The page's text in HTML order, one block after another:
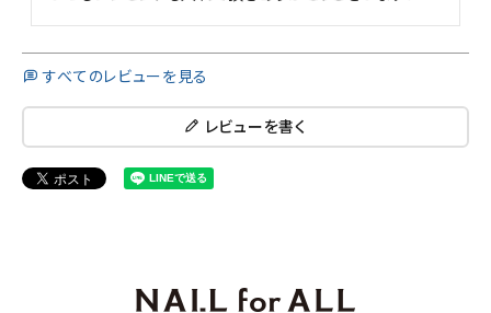
すべてのレビューを見る
レビューを書く